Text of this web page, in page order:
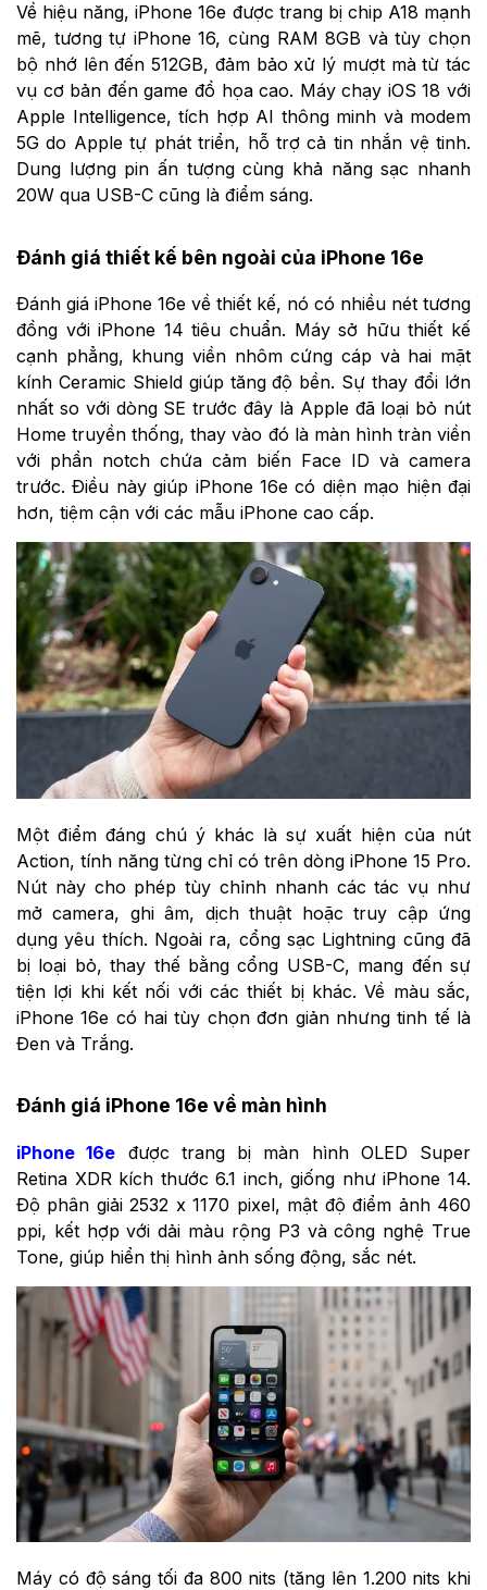
Về hiệu năng, iPhone 16e được trang bị chip A18 mạnh
mẽ, tương tự iPhone 16, cùng RAM 8GB và tùy chọn
bộ nhớ lên đến 512GB, đảm bảo xử lý mượt mà từ tác
vụ cơ bản đến game đồ họa cao. Máy chạy iOS 18 với
Apple Intelligence, tích hợp AI thông minh và modem
5G do Apple tự phát triển, hỗ trợ cả tin nhắn vệ tinh.
Dung lượng pin ấn tượng cùng khả năng sạc nhanh
20W qua USB-C cũng là điểm sáng.
Đánh giá thiết kế bên ngoài của iPhone 16e
Đánh giá iPhone 16e về thiết kế, nó có nhiều nét tương
đồng với iPhone 14 tiêu chuẩn. Máy sở hữu thiết kế
cạnh phẳng, khung viền nhôm cứng cáp và hai mặt
kính Ceramic Shield giúp tăng độ bền. Sự thay đổi lớn
nhất so với dòng SE trước đây là Apple đã loại bỏ nút
Home truyền thống, thay vào đó là màn hình tràn viền
với phần notch chứa cảm biến Face ID và camera
trước. Điều này giúp iPhone 16e có diện mạo hiện đại
hơn, tiệm cận với các mẫu iPhone cao cấp.
Một điểm đáng chú ý khác là sự xuất hiện của nút
Action, tính năng từng chỉ có trên dòng iPhone 15 Pro.
Nút này cho phép tùy chỉnh nhanh các tác vụ như
mở camera, ghi âm, dịch thuật hoặc truy cập ứng
dụng yêu thích. Ngoài ra, cổng sạc Lightning cũng đã
bị loại bỏ, thay thế bằng cổng USB-C, mang đến sự
tiện lợi khi kết nối với các thiết bị khác. Về màu sắc,
iPhone 16e có hai tùy chọn đơn giản nhưng tinh tế là
Đen và Trắng.
Đánh giá iPhone 16e về màn hình
iPhone 16e được trang bị màn hình OLED Super
Retina XDR kích thước 6.1 inch, giống như iPhone 14.
Độ phân giải 2532 x 1170 pixel, mật độ điểm ảnh 460
ppi, kết hợp với dải màu rộng P3 và công nghệ True
Tone, giúp hiển thị hình ảnh sống động, sắc nét.
Máy có độ sáng tối đa 800 nits (tăng lên 1.200 nits khi